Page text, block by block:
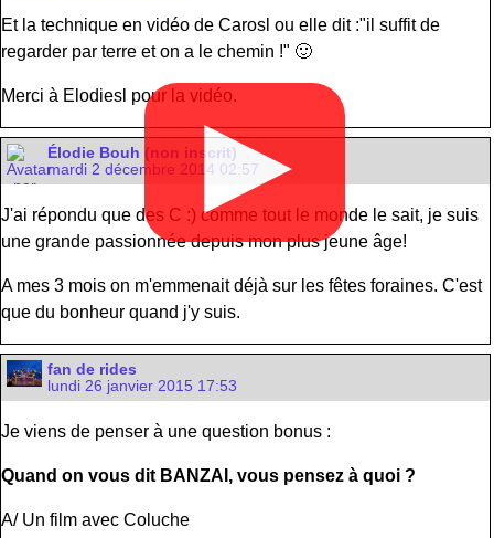
Et la technique en vidéo de Carosl ou elle dit :"il suffit de
regarder par terre et on a le chemin !" 🙂
▶
Merci à Elodiesl pour la vidéo.
Élodie Bouh (non inscrit)
mardi 2 décembre 2014 02:57
J'ai répondu que des C :) comme tout le monde le sait, je suis
une grande passionnée depuis mon plus jeune âge!
A mes 3 mois on m'emmenait déjà sur les fêtes foraines. C'est
que du bonheur quand j'y suis.
fan de rides
lundi 26 janvier 2015 17:53
Je viens de penser à une question bonus :
Quand on vous dit BANZAI, vous pensez à quoi ?
A/ Un film avec Coluche